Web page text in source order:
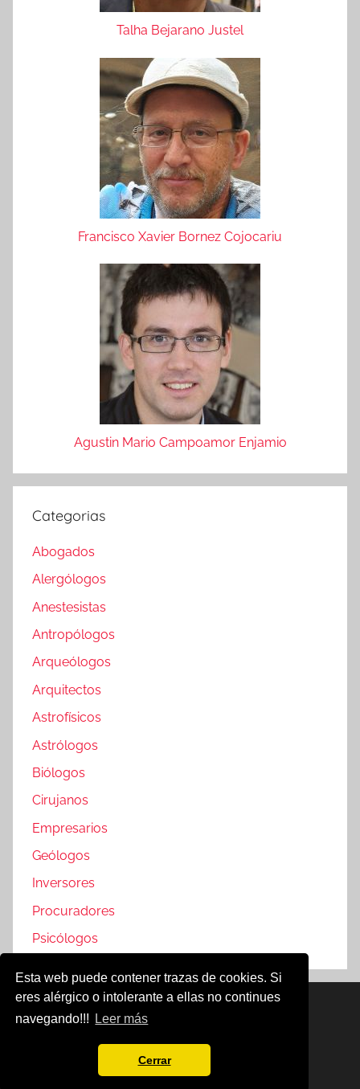
Esta web puede contener trazas de cookies. Si
eres alérgico o intolerante a ellas no continues
navegando!!!
Leer más
Cerrar
Talha Bejarano Justel
Francisco Xavier Bornez Cojocariu
Agustin Mario Campoamor Enjamio
Categorias
Abogados
Alergólogos
Anestesistas
Antropólogos
Arqueólogos
Arquitectos
Astrofísicos
Astrólogos
Biólogos
Cirujanos
Empresarios
Geólogos
Inversores
Procuradores
Psicólogos
Famosos @2019
Política de Cookies